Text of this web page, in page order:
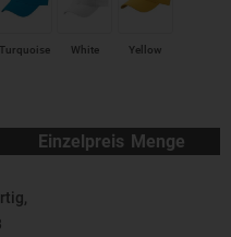
Turquoise White Yellow
Einzelpreis Menge